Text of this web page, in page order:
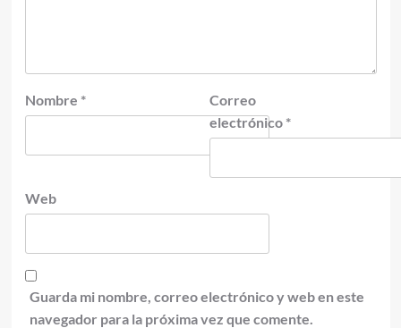
Nombre *
Correo
electrónico *
Web
Guarda mi nombre, correo electrónico y web en este
navegador para la próxima vez que comente.